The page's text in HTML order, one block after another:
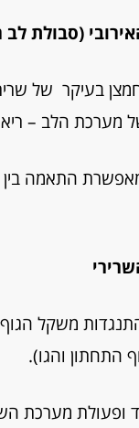
בעיקר של
מערכת הלב –
התאמה בין
משקל
התחתון והגו).
מערכת